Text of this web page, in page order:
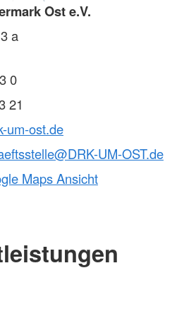
Ost e.V.
a
0
21
um-ost.de
UM-OST.de
Maps Ansicht